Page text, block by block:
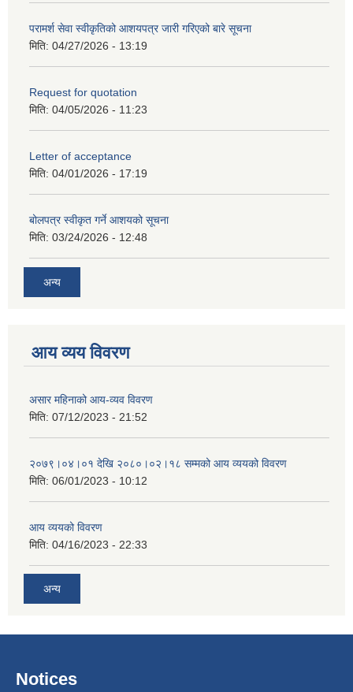
परामर्श सेवा स्वीकृतिको आशयपत्र जारी गरिएको बारे सूचना
मिति: 04/27/2026 - 13:19
Request for quotation
मिति: 04/05/2026 - 11:23
Letter of acceptance
मिति: 04/01/2026 - 17:19
बोलपत्र स्वीकृत गर्ने आशयको सूचना
मिति: 03/24/2026 - 12:48
अन्य
आय व्यय विवरण
असार महिनाको आय-व्यव विवरण
मिति: 07/12/2023 - 21:52
२०७९।०४।०१ देखि २०८०।०२।१८ सम्मको आय व्ययको विवरण
मिति: 06/01/2023 - 10:12
आय व्ययको विवरण
मिति: 04/16/2023 - 22:33
अन्य
Notices